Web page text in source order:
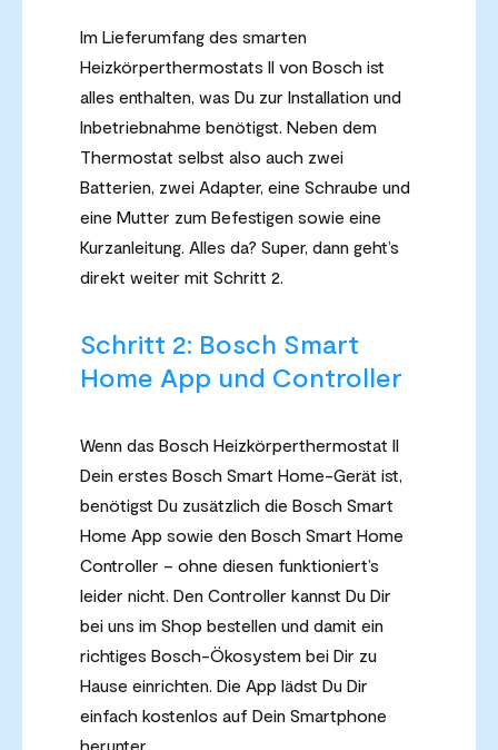
Im Lieferumfang des smarten
Heizkörperthermostats II von Bosch ist
alles enthalten, was Du zur Installation und
Inbetriebnahme benötigst. Neben dem
Thermostat selbst also auch zwei
Batterien, zwei Adapter, eine Schraube und
eine Mutter zum Befestigen sowie eine
Kurzanleitung. Alles da? Super, dann geht’s
direkt weiter mit Schritt 2.
Schritt 2: Bosch Smart
Home App und Controller
Wenn das Bosch Heizkörperthermostat II
Dein erstes Bosch Smart Home-Gerät ist,
benötigst Du zusätzlich die Bosch Smart
Home App sowie den Bosch Smart Home
Controller – ohne diesen funktioniert’s
leider nicht. Den Controller kannst Du Dir
bei uns im Shop bestellen und damit ein
richtiges Bosch-Ökosystem bei Dir zu
Hause einrichten. Die App lädst Du Dir
einfach kostenlos auf Dein Smartphone
herunter.